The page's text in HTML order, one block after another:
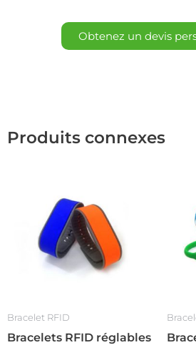
Obtenez un devis
Produits connexes
Bracelet RFID
Bracelets RFID réglables